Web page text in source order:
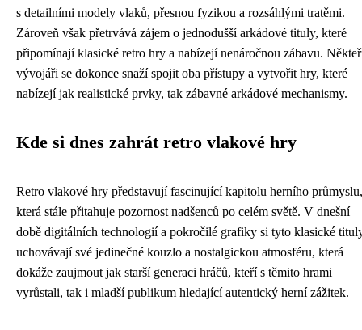
s detailními modely vlaků, přesnou fyzikou a rozsáhlými tratěmi.
Zároveň však přetrvává zájem o jednodušší arkádové tituly, které
připomínají klasické retro hry a nabízejí nenáročnou zábavu.
vývojáři se dokonce snaží spojit oba přístupy a vytvořit hry, které
nabízejí jak realistické prvky, tak zábavné arkádové mechanismy.
Kde si dnes zahrát retro vlakové hry
Retro vlakové hry představují fascinující kapitolu herního průmyslu,
která stále přitahuje pozornost nadšenců po celém světě. V dnešní
době digitálních technologií a pokročilé grafiky si tyto klasické
uchovávají své jedinečné kouzlo a nostalgickou atmosféru, která
dokáže zaujmout jak starší generaci hráčů, kteří s těmito hrami
vyrůstali, tak i mladší publikum hledající autentický herní zážitek.